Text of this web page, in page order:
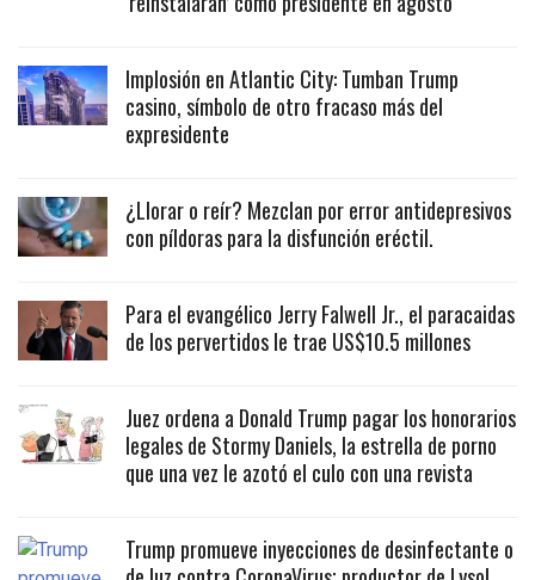
Implosión en Atlantic City: Tumban Trump
casino, símbolo de otro fracaso más del
expresidente
¿Llorar o reír? Mezclan por error antidepresivos
con píldoras para la disfunción eréctil.
Para el evangélico Jerry Falwell Jr., el paracaidas
de los pervertidos le trae US$10.5 millones
Juez ordena a Donald Trump pagar los honorarios
legales de Stormy Daniels, la estrella de porno
que una vez le azotó el culo con una revista
Trump promueve inyecciones de desinfectante o